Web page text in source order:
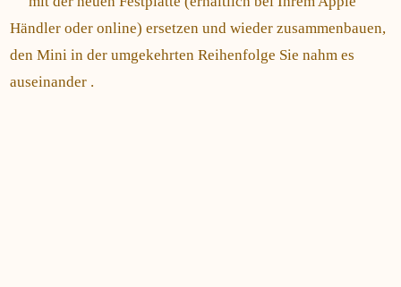
Händler oder online) ersetzen und wieder zusammenbauen,
den Mini in der umgekehrten Reihenfolge Sie nahm es
auseinander .